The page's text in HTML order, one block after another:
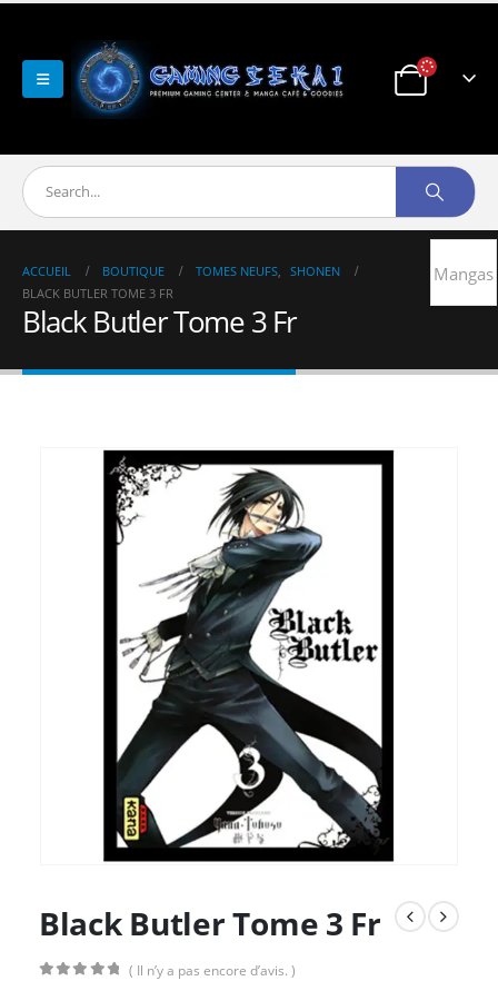
ACCUEIL BOUTIQUE TOMES NEUFS
SHONEN
BLACK BUTLER TOME 3 FR
Black Butler Tome 3 Fr
Black Butler Tome 3 Fr
( Il n’y a pas encore d’avis. )
Mangas